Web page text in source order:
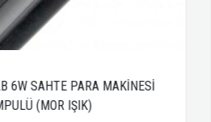
BLB 8W SAHTE PARA
AMPULÜ (MOR IŞIK)